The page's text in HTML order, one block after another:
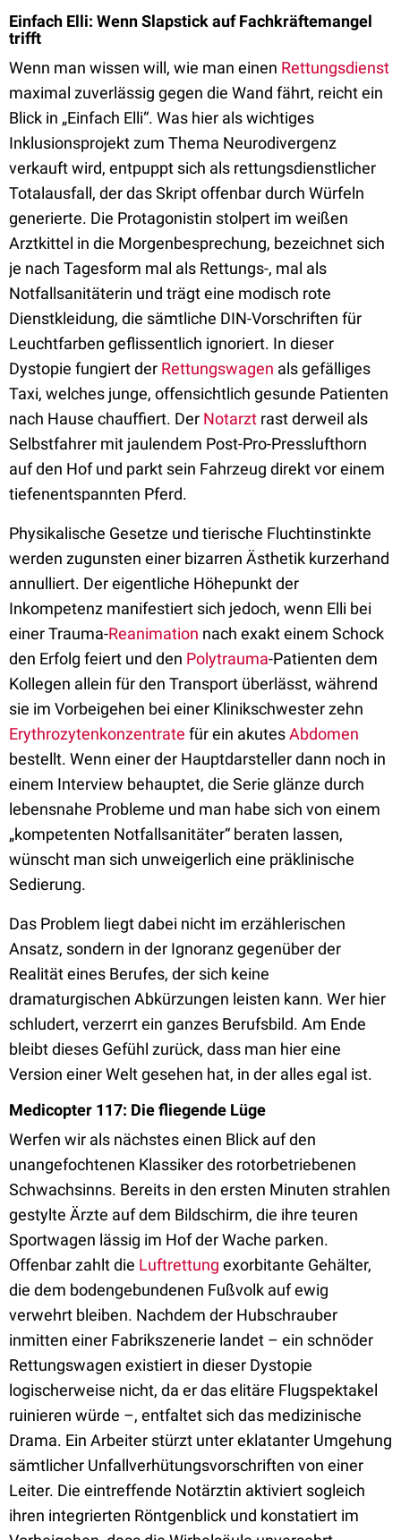
Einfach Elli: Wenn Slapstick auf Fachkräftemangel
trifft
Wenn man wissen will, wie man einen Rettungsdienst
maximal zuverlässig gegen die Wand fährt, reicht ein
Blick in „Einfach Elli“. Was hier als wichtiges
Inklusionsprojekt zum Thema Neurodivergenz
verkauft wird, entpuppt sich als rettungsdienstlicher
Totalausfall, der das Skript offenbar durch Würfeln
generierte. Die Protagonistin stolpert im weißen
Arztkittel in die Morgenbesprechung, bezeichnet sich
je nach Tagesform mal als Rettungs-, mal als
Notfallsanitäterin und trägt eine modisch rote
Dienstkleidung, die sämtliche DIN-Vorschriften für
Leuchtfarben geflissentlich ignoriert. In dieser
Dystopie fungiert der Rettungswagen als gefälliges
Taxi, welches junge, offensichtlich gesunde Patienten
nach Hause chauffiert. Der Notarzt rast derweil als
Selbstfahrer mit jaulendem Post-Pro-Presslufthorn
auf den Hof und parkt sein Fahrzeug direkt vor einem
tiefenentspannten Pferd.
Physikalische Gesetze und tierische Fluchtinstinkte
werden zugunsten einer bizarren Ästhetik kurzerhand
annulliert. Der eigentliche Höhepunkt der
Inkompetenz manifestiert sich jedoch, wenn Elli bei
einer Trauma-Reanimation nach exakt einem Schock
den Erfolg feiert und den Polytrauma-Patienten dem
Kollegen allein für den Transport überlässt, während
sie im Vorbeigehen bei einer Klinikschwester zehn
Erythrozytenkonzentrate für ein akutesAbdomen
bestellt. Wenn einer der Hauptdarsteller dann noch in
einem Interview behauptet, die Serie glänze durch
lebensnahe Probleme und man habe sich von einem
„kompetenten Notfallsanitäter“ beraten lassen,
wünscht man sich unweigerlich eine präklinische
Sedierung.
Das Problem liegt dabei nicht im erzählerischen
Ansatz, sondern in der Ignoranz gegenüber der
Realität eines Berufes, der sich keine
dramaturgischen Abkürzungen leisten kann. Wer hier
schludert, verzerrt ein ganzes Berufsbild. Am Ende
bleibt dieses Gefühl zurück, dass man hier eine
Version einer Welt gesehen hat, in der alles egal ist.
Medicopter 117: Die fliegende Lüge
Werfen wir als nächstes einen Blick auf den
unangefochtenen Klassiker des rotorbetriebenen
Schwachsinns. Bereits in den ersten Minuten strahlen
gestylte Ärzte auf dem Bildschirm, die ihre teuren
Sportwagen lässig im Hof der Wache parken.
Offenbar zahlt die Luftrettung exorbitante Gehälter,
die dem bodengebundenen Fußvolk auf ewig
verwehrt bleiben. Nachdem der Hubschrauber
inmitten einer Fabrikszenerie landet – ein schnöder
Rettungswagen existiert in dieser Dystopie
logischerweise nicht, da er das elitäre Flugspektakel
ruinieren würde –, entfaltet sich das medizinische
Drama. Ein Arbeiter stürzt unter eklatanter Umgehung
sämtlicher Unfallverhütungsvorschriften von einer
Leiter. Die eintreffende Notärztin aktiviert sogleich
ihren integrierten Röntgenblick und konstatiert im